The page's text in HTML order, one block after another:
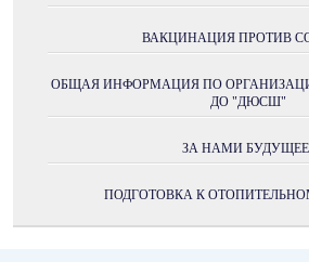
ВАКЦИНАЦИЯ ПРОТИВ
ОБЩАЯ ИНФОРМАЦИЯ ПО
ДО "ДЮСШ"
ЗА НАМИ
ПОДГОТОВКА К